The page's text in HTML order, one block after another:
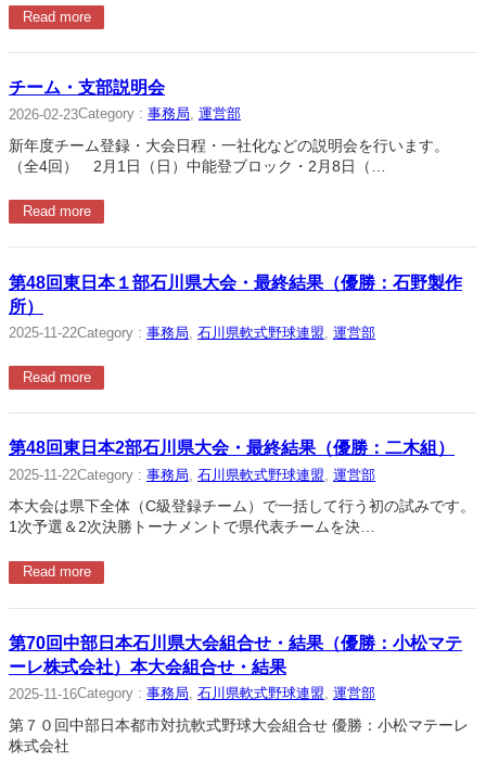
Read more
チーム・支部説明会
2026-02-23Category : 事務局, 運営部
新年度チーム登録・大会日程・一社化などの説明会を行います。
（全4回） 2月1日（日）中能登ブロック・2月8日（…
Read more
第48回東日本１部石川県大会・最終結果（優勝：石野製作
所）
2025-11-22Category : 事務局, 石川県軟式野球連盟, 運営部
Read more
第48回東日本2部石川県大会・最終結果（優勝：二木組）
2025-11-22Category : 事務局 石川県軟式野球連盟 運営部
本大会は県下全体（C級登録チーム）で一括して行う初の試みです。
1次予選＆2次決勝トーナメントで県代表チームを決…
Read more
第70回中部日本石川県大会組合せ・結果（優勝：小松マテ
ーレ株式会社）本大会組合せ・結果
2025-11-16Category : 事務局, 石川県軟式野球連盟, 運営部
第７０回中部日本都市対抗軟式野球大会組合せ 優勝：小松マテーレ
株式会社